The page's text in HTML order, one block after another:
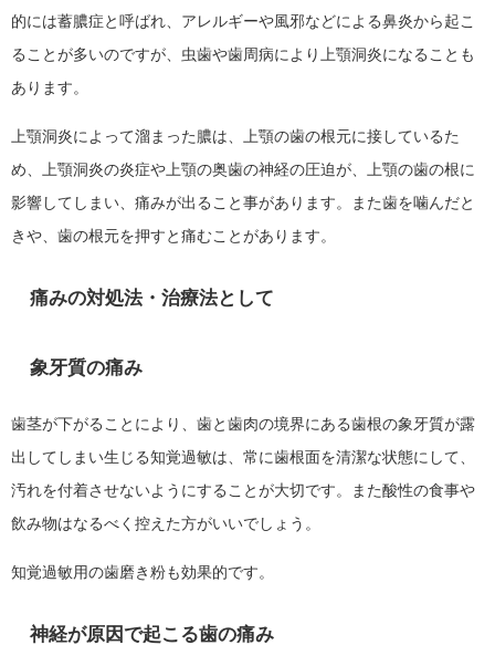
的には蓄膿症と呼ばれ、アレルギーや風邪などによる鼻炎から起こ
ることが多いのですが、虫歯や歯周病により上顎洞炎になることも
あります。
上顎洞炎によって溜まった膿は、上顎の歯の根元に接しているた
め、上顎洞炎の炎症や上顎の奥歯の神経の圧迫が、上顎の歯の根に
影響してしまい、痛みが出ること事があります。また歯を噛んだと
きや、歯の根元を押すと痛むことがあります。
痛みの対処法・治療法として
象牙質の痛み
歯茎が下がることにより、歯と歯肉の境界にある歯根の象牙質が露
出してしまい生じる知覚過敏は、常に歯根面を清潔な状態にして、
汚れを付着させないようにすることが大切です。また酸性の食事や
飲み物はなるべく控えた方がいいでしょう。
知覚過敏用の歯磨き粉も効果的です。
神経が原因で起こる歯の痛み